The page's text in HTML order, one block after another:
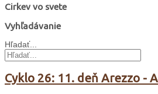
Cirkev vo svete
Vyhľadávanie
Hľadať...
Cyklo 26: 11. deň Arezzo -